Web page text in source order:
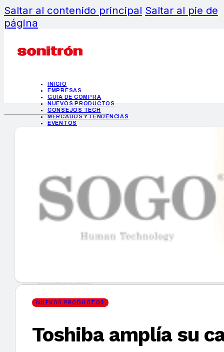
Saltar al contenido principal Saltar al pie de
página
INICIO
EMPRESAS
GUÍA DE COMPRA
NUEVOS PRODUCTOS
CONSEJOS TECH
MERCADOS Y TENDENCIAS
EVENTOS
INICIO
EMPRESAS
GUÍA DE COMPRA
MERCADOS Y TENDENCIAS
EVENTOS
NUEVOS PRODUCTOS
Toshiba amplía su